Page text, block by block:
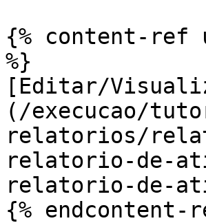
{% content-ref
%}
[Editar/
(/execucao/
relatorios/
relatorio-de-
relatorio-de-
{% endcontent-